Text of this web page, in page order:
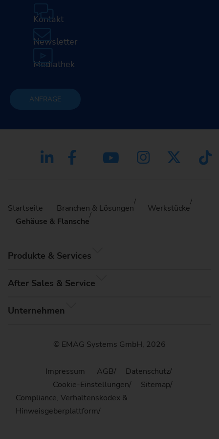
Kontakt
Newsletter
Mediathek
ANFRAGE
Startseite Branchen & Lösungen
Werkstücke
Gehäuse & Flansche
Produkte & Services
After Sales & Service
Unternehmen
© EMAG Systems GmbH, 2026
Impressum AGB
Datenschutz
Cookie-Einstellungen
Sitemap
Compliance, Verhaltenskodex &
Hinweisgeberplattform